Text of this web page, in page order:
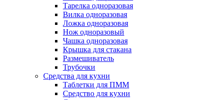
Тарелка одноразовая
Вилка одноразовая
Ложка одноразовая
Нож одноразовый
Чашка одноразовая
Крышка для стакана
Размешиватель
Трубочки
Средства для кухни
Таблетки для ПММ
Средство для кухни